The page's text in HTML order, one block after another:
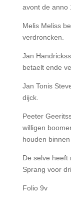
avont de anno
Melis Meliss
verdroncken.
Jan
betaelt ende
Jan Tonis
dijck.
Peeter
willigen
houden
De selve heeft
Sprang voor
Folio 9v